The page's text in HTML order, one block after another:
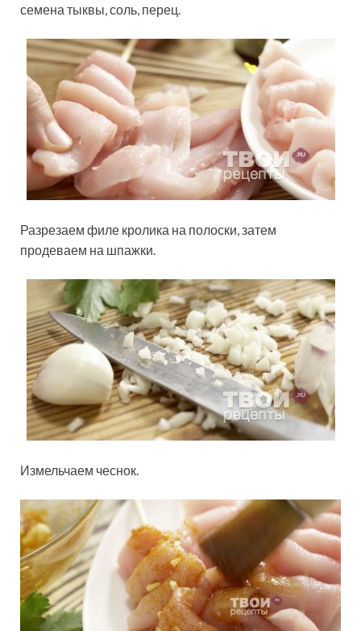
семена тыквы, соль, перец.
Разрезаем филе кролика на полоски, затем
продеваем на шпажки.
Измельчаем чеснок.